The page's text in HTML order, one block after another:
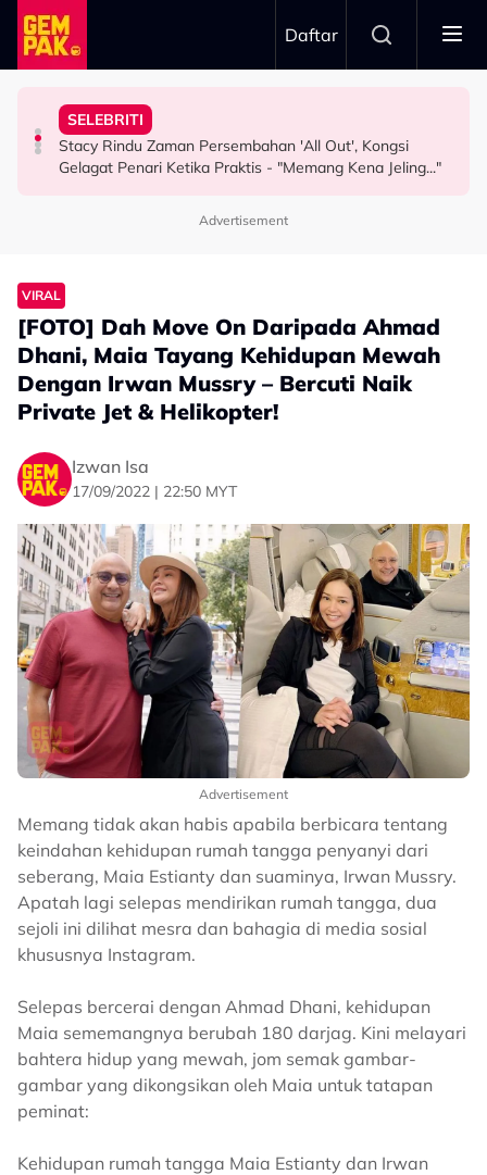
Skip to main content
Daftar
HIBURAN
Pengarah Muzik, Komposer Sze Wan Meninggal Dunia,
Misha Omar: “Gone Too Soon”
SELEBRITI
Stacy Rindu Zaman Persembahan 'All Out', Kongsi
Gelagat Penari Ketika Praktis - "Memang Kena Jeling..."
SELEBRITI
Bukan Penyanyi Ego, Adzrin Adzhar 'Back-Up' Awie -
"Ini Namanya Penyanyi Yang..."
HIBURAN
Intan Najuwa Timang Anak Perempuan Kedua, Beri
Nama…
Advertisement
VIRAL
[FOTO] Dah Move On Daripada Ahmad
Dhani, Maia Tayang Kehidupan Mewah
Dengan Irwan Mussry – Bercuti Naik
Private Jet & Helikopter!
Izwan Isa
17/09/2022 | 22:50 MYT
Advertisement
Memang tidak akan habis apabila berbicara tentang
keindahan kehidupan rumah tangga penyanyi dari
seberang, Maia Estianty dan suaminya, Irwan Mussry.
Apatah lagi selepas mendirikan rumah tangga, dua
sejoli ini dilihat mesra dan bahagia di media sosial
khususnya Instagram.
Selepas bercerai dengan Ahmad Dhani, kehidupan
Maia sememangnya berubah 180 darjag. Kini melayari
bahtera hidup yang mewah, jom semak gambar-
gambar yang dikongsikan oleh Maia untuk tatapan
peminat:
Kehidupan rumah tangga Maia Estianty dan Irwan